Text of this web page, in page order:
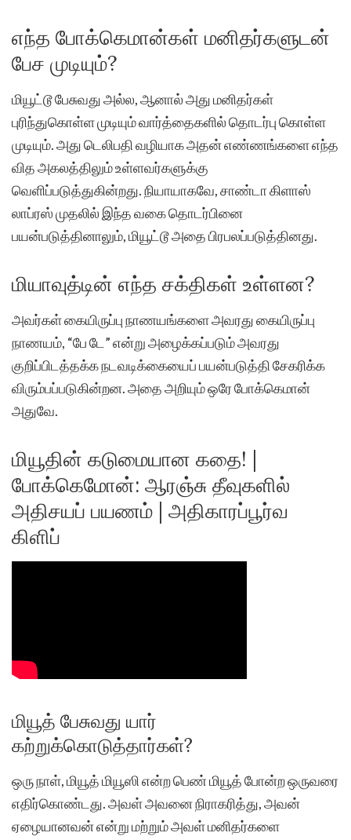
எந்த போக்கெமான்கள் மனிதர்களுடன்
பேச முடியும்?
மியூட்டூ பேசுவது அல்ல, ஆனால் அது மனிதர்கள்
புரிந்துகொள்ள முடியும் வார்த்தைகளில் தொடர்பு கொள்ள
முடியும். அது டெலிபதி வழியாக அதன் எண்ணங்களை எந்த
வித அகலத்திலும் உள்ளவர்களுக்கு
வெளிப்படுத்துகின்றது. நியாயாகவே, சாண்டா கிளாஸ்
லாப்ரஸ் முதலில் இந்த வகை தொடர்பினை
பயன்படுத்தினாலும், மியூட்டூ அதை பிரபலப்படுத்தினது.
மியாவுத்டின் எந்த சக்திகள் உள்ளன?
அவர்கள் கையிருப்பு நாணயங்களை அவரது கையிருப்பு
நாணயம், “பே டே” என்று அழைக்கப்படும் அவரது
குறிப்பிடத்தக்க நடவடிக்கையைப் பயன்படுத்தி சேகரிக்க
விரும்பப்படுகின்றன. அதை அறியும் ஒரே போக்கெமான்
அதுவே.
மியூதின் கடுமையான கதை! |
போக்கெமோன்: ஆரஞ்சு தீவுகளில்
அதிசயப் பயணம் | அதிகாரப்பூர்வ
கிளிப்
மியூத் பேசுவது யார்
கற்றுக்கொடுத்தார்கள்?
ஒரு நாள், மியூத் மியூஸி என்ற பெண் மியூத் போன்ற ஒருவரை
எதிர்கொண்டது. அவள் அவனை நிராகரித்து, அவன்
ஏழையானவன் என்று மற்றும் அவள் மனிதர்களை